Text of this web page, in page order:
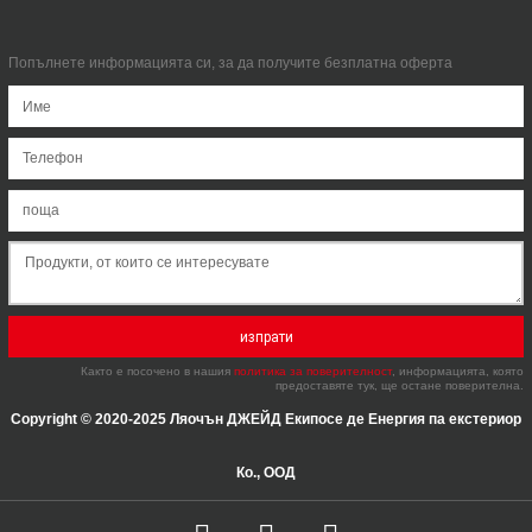
Попълнете информацията си, за да получите безплатна оферта
изпрати
Както е посочено в нашия политика за поверителност, информацията, която
предоставяте тук, ще остане поверителна.
Copyright © 2020-2025 Ляочън ДЖЕЙД Екипосе де Енергия па екстериор
Ко., ООД